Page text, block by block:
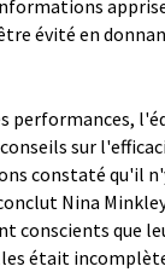
évité en
performances,
sur
constaté qu'il
Nina
conscients que
était